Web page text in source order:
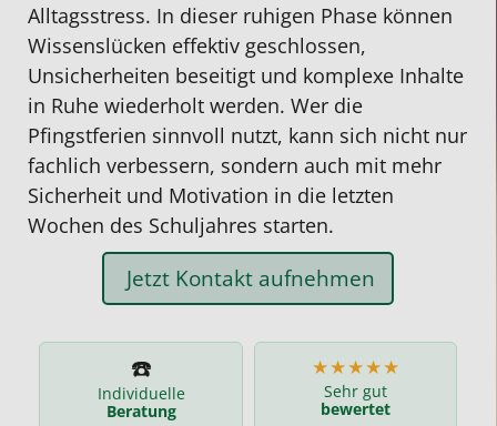
Alltagsstress. In dieser ruhigen Phase können
Wissenslücken effektiv geschlossen,
Unsicherheiten beseitigt und komplexe Inhalte
in Ruhe wiederholt werden. Wer die
Pfingstferien sinnvoll nutzt, kann sich nicht nur
fachlich verbessern, sondern auch mit mehr
Sicherheit und Motivation in die letzten
Wochen des Schuljahres starten.
Jetzt Kontakt aufnehmen
☎️
Individuelle
Beratung
★★★★★
Sehr gut
bewertet